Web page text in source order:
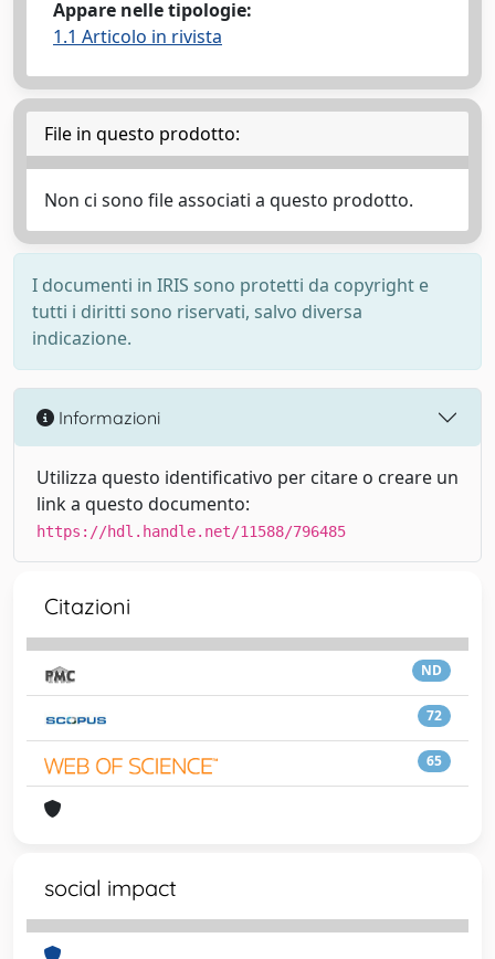
Appare nelle tipologie:
1.1 Articolo in rivista
File in questo prodotto:
Non ci sono file associati a questo prodotto.
I documenti in IRIS sono protetti da copyright e
tutti i diritti sono riservati, salvo diversa
indicazione.
Informazioni
Utilizza questo identificativo per citare o creare un
link a questo documento:
https://hdl.handle.net/11588/796485
Citazioni
ND
72
65
social impact